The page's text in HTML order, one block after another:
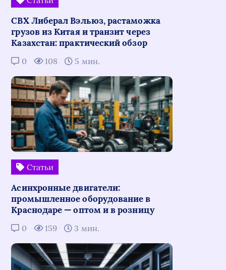
СВХ Либерал Вэльюз, растаможка
грузов из Китая и транзит через
Казахстан: практический обзор
0 108 5 мин.
Статьи
Асинхронные двигатели:
промышленное оборудование в
Краснодаре — оптом и в розницу
0 159 3 мин.